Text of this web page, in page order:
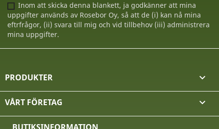
Inom att skicka denna blankett, ja godkänner att mina
uppgifter används av Rosebor Oy, så att de (i) kan nå mina
eftrfrågor, (ii) svara till mig och vid tillbehov (iii) administrera
mina uppgifter.
PRODUKTER 
VÅRT FÖRETAG 